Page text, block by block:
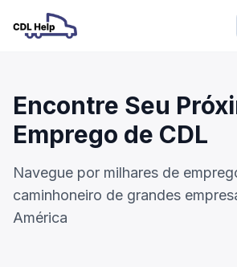
Encontre Seu
Emprego de CDL
Navegue por milhares de
caminhoneiro de grandes
América